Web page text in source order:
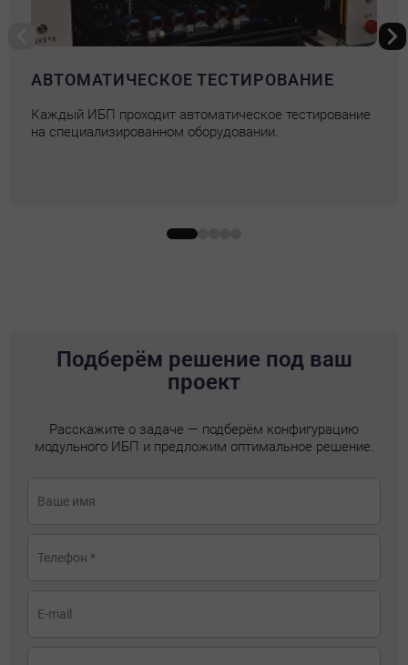
АВТОМАТИЧЕСКОЕ ТЕСТИРОВАНИЕ
Каждый ИБП проходит автоматическое тестирование
на специализированном оборудовании.
Подберём решение под ваш
проект
Расскажите о задаче — подберём конфигурацию
модульного ИБП и предложим оптимальное решение.